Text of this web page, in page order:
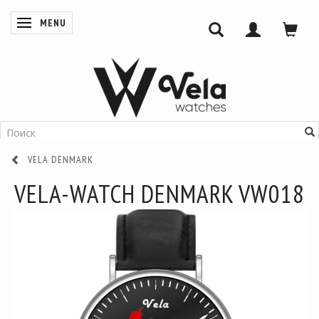
ПЕРЕКЛЮЧИТЬ НАВИГАЦИЮ
MENU
VELA DENMARK
VELA-WATCH DENMARK VW018